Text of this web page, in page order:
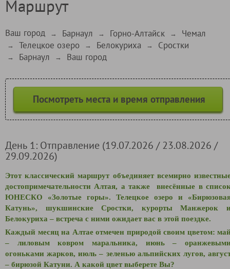
Маршрут
Ваш город → Барнаул → Горно-Алтайск → Чемал
→ Телецкое озеро → Белокуриха → Сростки
→ Барнаул → Ваш город
Посмотреть места и время отправления
День 1: Отправление (19.07.2026 / 23.08.2026 /
29.09.2026)
Этот классический маршрут объединяет всемирно
достопримечательности Алтая, а также внесённые в
ЮНЕСКО «Золотые горы». Телецкое озеро и
Катунь», шукшинские Сростки, курорты Манжерок
Белокуриха – встреча с ними ожидает вас в этой поездке.
Каждый месяц на Алтае отмечен природой своим цветом:
– лиловым ковром маральника, июнь –
огоньками жарков, июль – зеленью альпийских лугов,
– бирюзой Катуни. А какой цвет выберете Вы?